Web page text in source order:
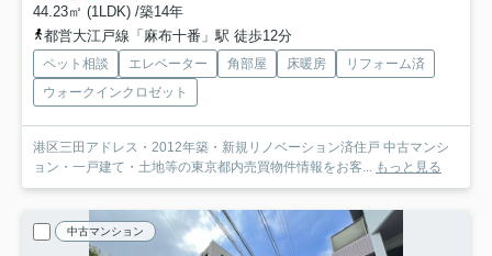
44.23㎡ (1LDK) /築14年
都営大江戸線「麻布十番」駅 徒歩12分
ペット相談 エレベーター 角部屋 床暖房
リフォーム済
ウォークインクロゼット
港区三田アドレス・2012年築・新規リノベーション済住戸 中古マンシ
ョン・一戸建て・土地等の東京都内売買物件情報をお客... もっと見る
中古マンション